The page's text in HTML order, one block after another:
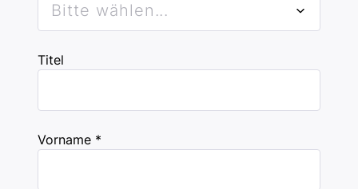
Bitte wählen...
Titel
Vorname *